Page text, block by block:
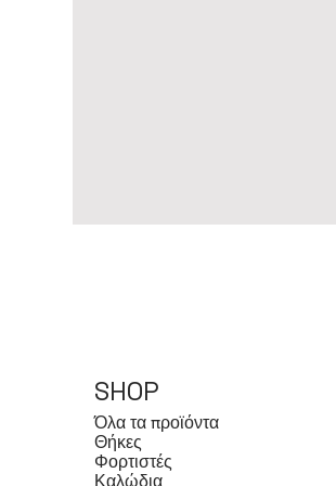
SHOP
Όλα τα προϊόντα
Θήκες
Φορτιστές
Καλώδια